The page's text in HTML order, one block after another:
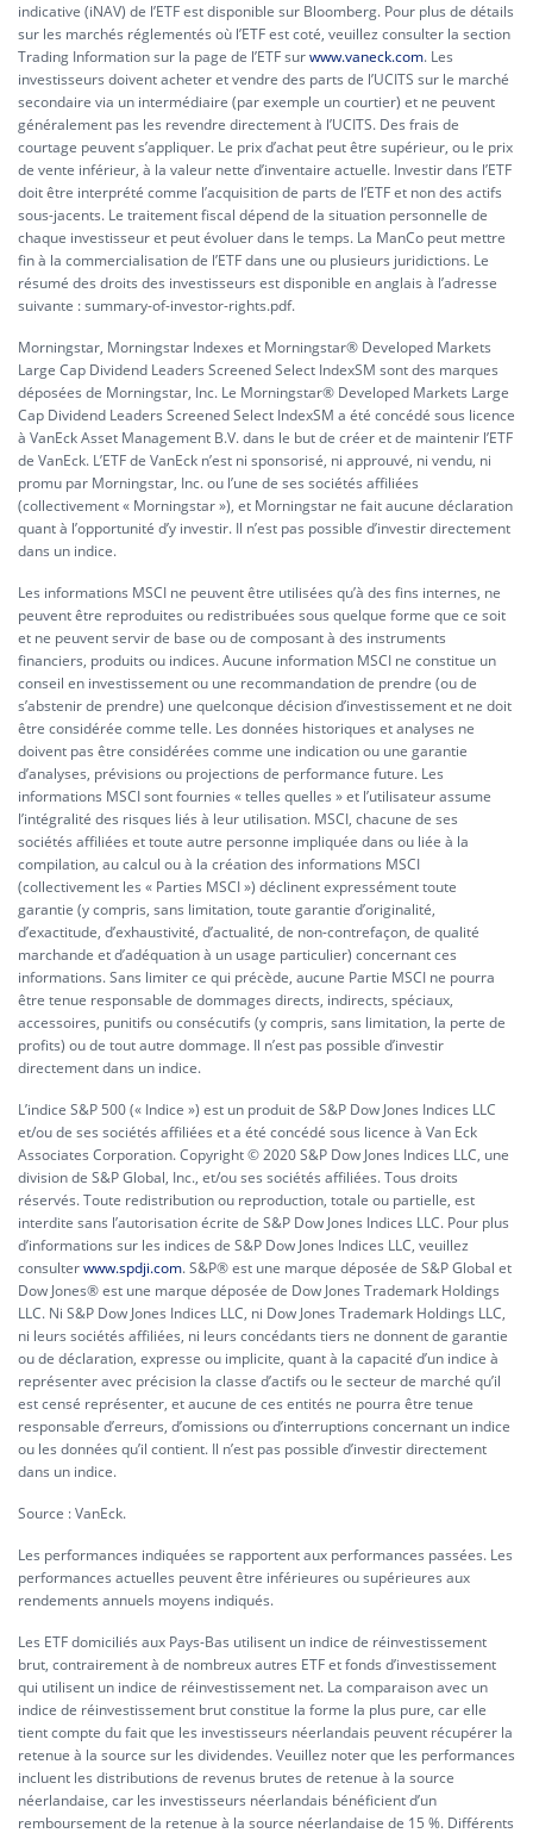
indicative (iNAV) de l’ETF est disponible sur Bloomberg. Pour plus de détails
sur les marchés réglementés où l’ETF est coté, veuillez consulter la section
Trading Information sur la page de l’ETF surwww.vaneck.com. Les
investisseurs doivent acheter et vendre des parts de l’UCITS sur le marché
secondaire via un intermédiaire (par exemple un courtier) et ne peuvent
généralement pas les revendre directement à l’UCITS. Des frais de
courtage peuvent s’appliquer. Le prix d’achat peut être supérieur, ou le prix
de vente inférieur, à la valeur nette d’inventaire actuelle. Investir dans l’ETF
doit être interprété comme l’acquisition de parts de l’ETF et non des actifs
sous-jacents. Le traitement fiscal dépend de la situation personnelle de
chaque investisseur et peut évoluer dans le temps. La ManCo peut mettre
fin à la commercialisation de l’ETF dans une ou plusieurs juridictions. Le
résumé des droits des investisseurs est disponible en anglais à l’adresse
suivante :summary-of-investor-rights.pdf.
Morningstar, Morningstar Indexes et Morningstar® Developed Markets
Large Cap Dividend Leaders Screened Select IndexSM sont des marques
déposées de Morningstar, Inc. Le Morningstar® Developed Markets Large
Cap Dividend Leaders Screened Select IndexSM a été concédé sous licence
à VanEck Asset Management B.V. dans le but de créer et de maintenir l’ETF
de VanEck. L’ETF de VanEck n’est ni sponsorisé, ni approuvé, ni vendu, ni
promu par Morningstar, Inc. ou l’une de ses sociétés affiliées
(collectivement « Morningstar »), et Morningstar ne fait aucune déclaration
quant à l’opportunité d’y investir. Il n’est pas possible d’investir directement
dans un indice.
Les informations MSCI ne peuvent être utilisées qu’à des fins internes, ne
peuvent être reproduites ou redistribuées sous quelque forme que ce soit
et ne peuvent servir de base ou de composant à des instruments
financiers, produits ou indices. Aucune information MSCI ne constitue un
conseil en investissement ou une recommandation de prendre (ou de
s’abstenir de prendre) une quelconque décision d’investissement et ne doit
être considérée comme telle. Les données historiques et analyses ne
doivent pas être considérées comme une indication ou une garantie
d’analyses, prévisions ou projections de performance future. Les
informations MSCI sont fournies « telles quelles » et l’utilisateur assume
l’intégralité des risques liés à leur utilisation. MSCI, chacune de ses
sociétés affiliées et toute autre personne impliquée dans ou liée à la
compilation, au calcul ou à la création des informations MSCI
(collectivement les « Parties MSCI ») déclinent expressément toute
garantie (y compris, sans limitation, toute garantie d’originalité,
d’exactitude, d’exhaustivité, d’actualité, de non-contrefaçon, de qualité
marchande et d’adéquation à un usage particulier) concernant ces
informations. Sans limiter ce qui précède, aucune Partie MSCI ne pourra
être tenue responsable de dommages directs, indirects, spéciaux,
accessoires, punitifs ou consécutifs (y compris, sans limitation, la perte de
profits) ou de tout autre dommage. Il n’est pas possible d’investir
directement dans un indice.
L’indice S&P 500 (« Indice ») est un produit de S&P Dow Jones Indices LLC
et/ou de ses sociétés affiliées et a été concédé sous licence à Van Eck
Associates Corporation. Copyright © 2020 S&P Dow Jones Indices LLC, une
division de S&P Global, Inc., et/ou ses sociétés affiliées. Tous droits
réservés. Toute redistribution ou reproduction, totale ou partielle, est
interdite sans l’autorisation écrite de S&P Dow Jones Indices LLC. Pour plus
d’informations sur les indices de S&P Dow Jones Indices LLC, veuillez
consulterwww.spdji.com. S&P® est une marque déposée de S&P Global et
Dow Jones® est une marque déposée de Dow Jones Trademark Holdings
LLC. Ni S&P Dow Jones Indices LLC, ni Dow Jones Trademark Holdings LLC,
ni leurs sociétés affiliées, ni leurs concédants tiers ne donnent de garantie
ou de déclaration, expresse ou implicite, quant à la capacité d’un indice à
représenter avec précision la classe d’actifs ou le secteur de marché qu’il
est censé représenter, et aucune de ces entités ne pourra être tenue
responsable d’erreurs, d’omissions ou d’interruptions concernant un indice
ou les données qu’il contient. Il n’est pas possible d’investir directement
dans un indice.
Source : VanEck.
Les performances indiquées se rapportent aux performances passées. Les
performances actuelles peuvent être inférieures ou supérieures aux
rendements annuels moyens indiqués.
Les ETF domiciliés aux Pays-Bas utilisent un indice de réinvestissement
brut, contrairement à de nombreux autres ETF et fonds d’investissement
qui utilisent un indice de réinvestissement net. La comparaison avec un
indice de réinvestissement brut constitue la forme la plus pure, car elle
tient compte du fait que les investisseurs néerlandais peuvent récupérer la
retenue à la source sur les dividendes. Veuillez noter que les performances
incluent les distributions de revenus brutes de retenue à la source
néerlandaise, car les investisseurs néerlandais bénéficient d’un
remboursement de la retenue à la source néerlandaise de 15 %. Différents